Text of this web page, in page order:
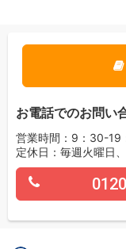
お電話でのお問い
営業時間：9：30-19
定休日：毎週火曜日